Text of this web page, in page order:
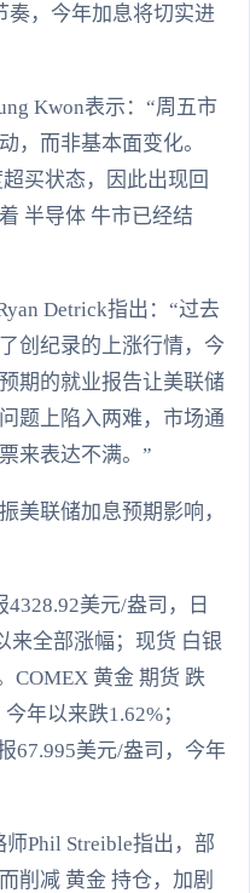
奏，今年加息将切实进
Kwon表示：“周五市
，而非基本面变化。
买状态，因此出现回
半导体 牛市已经结
Detrick指出：“过去
创纪录的上涨行情，今
期的就业报告让美联储
题上陷入两难，市场通
来表达不满。”
美联储加息预期影响，
美元/盎司，日
来全部涨幅；现货 白银
COMEX 黄金 期货 跌
年以来跌1.62%；
67.995美元/盎司，今年
Phil Streible指出，部
削减 黄金 持仓，加剧